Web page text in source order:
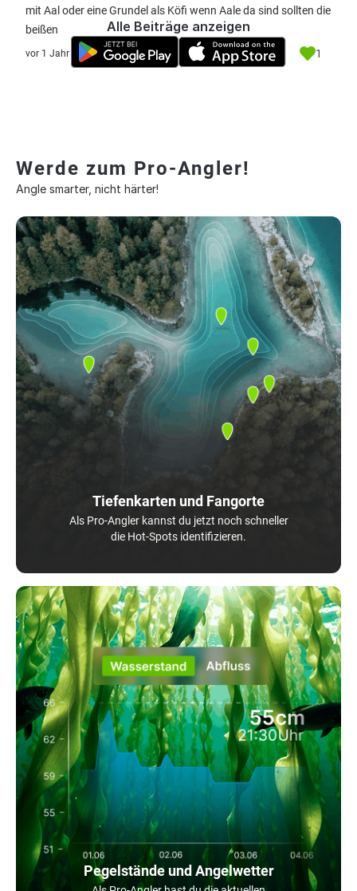
mit Aal oder eine Grundel als Köfi wenn Aale da sind sollten die
beißen
vor 1 Jahr 1
Alle Beiträge anzeigen
Werde zum Pro-Angler!
Angle smarter, nicht härter!
Tiefenkarten und Fangorte
Als Pro-Angler kannst du jetzt noch schneller
die Hot-Spots identifizieren.
Pegelstände und Angelwetter